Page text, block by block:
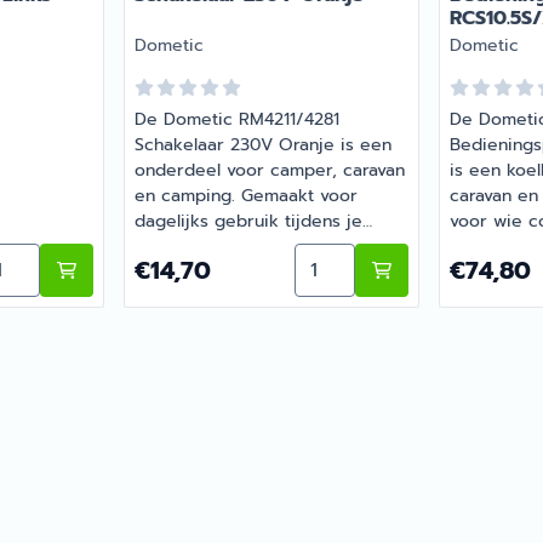
Deurvak Hobby 314mm
kiezen voor Dometic RM8550 Deurvergendeling
Merk:
Dometic
De Dometic RM4211/4281
Schakelaar 230V Oranje is een
onderdeel voor camper, caravan
en camping. Gemaakt voor
dagelijks gebruik tijdens je
vakanties en weekendtrips. Bij
Barsema Recreatie, specialist in
camper- en caravanonderdelen,
Prijs: 14,70
€14,70 Aantal kiezen voor
Merk:
Dometic
De
is een
caravan
voor wie
gaat met
Bij
Prijs: 74,80
€74,80